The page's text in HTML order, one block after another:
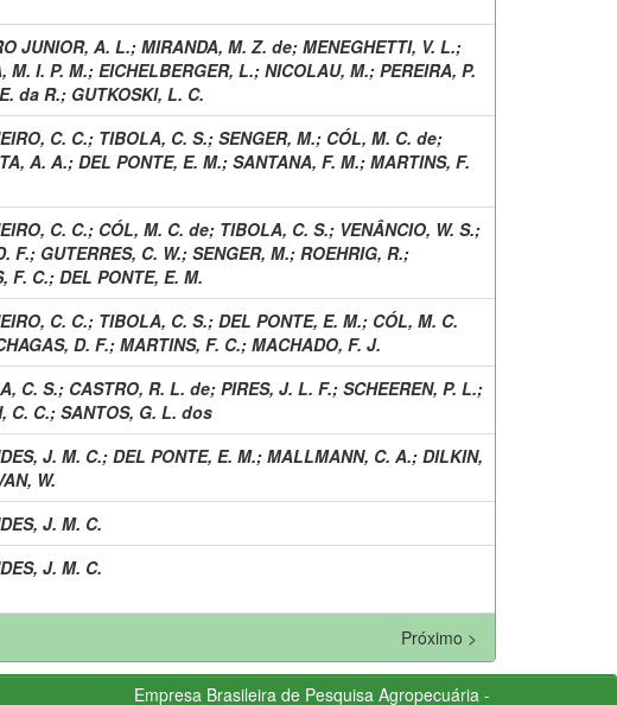
JUNIOR, A. L.; MIRANDA, M. Z. de; MENEGHETTI, V. L.;
M. I. P. M.; EICHELBERGER, L.; NICOLAU, M.; PEREIRA, P.
da R.; GUTKOSKI, L. C.
C. C.; TIBOLA, C. S.; SENGER, M.; CÓL, M. C. de;
A. A.; DEL PONTE, E. M.; SANTANA, F. M.; MARTINS, F.
C. C.; CÓL, M. C. de; TIBOLA, C. S.; VENÂNCIO, W. S.;
F.; GUTERRES, C. W.; SENGER, M.; ROEHRIG, R.;
F. C.; DEL PONTE, E. M.
C. C.; TIBOLA, C. S.; DEL PONTE, E. M.; CÓL, M. C.
D. F.; MARTINS, F. C.; MACHADO, F. J.
C. S.; CASTRO, R. L. de; PIRES, J. L. F.; SCHEEREN, P. L.;
C. C.; SANTOS, G. L. dos
J. M. C.; DEL PONTE, E. M.; MALLMANN, C. A.; DILKIN,
W.
J. M. C.
J. M. C.
Próximo >
Empresa Brasileira de Pesquisa Agropecuária -